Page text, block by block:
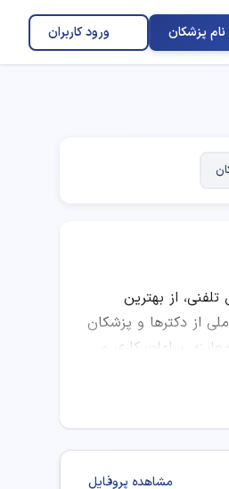
پزشکان ورود کاربران
از بهترین
از دکترها و پزشکان
ساعات کاری و
نظرات کاربران و
رزرو کنید.
مشاهده پروفایل